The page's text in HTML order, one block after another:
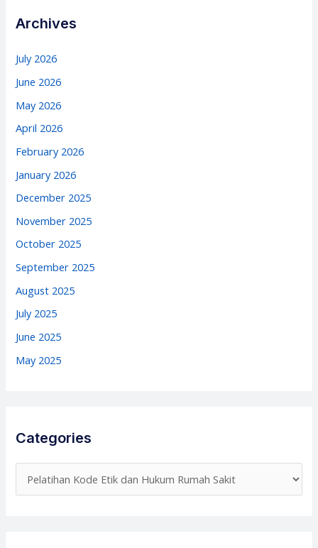
Archives
July 2026
June 2026
May 2026
April 2026
February 2026
January 2026
December 2025
November 2025
October 2025
September 2025
August 2025
July 2025
June 2025
May 2025
Categories
a